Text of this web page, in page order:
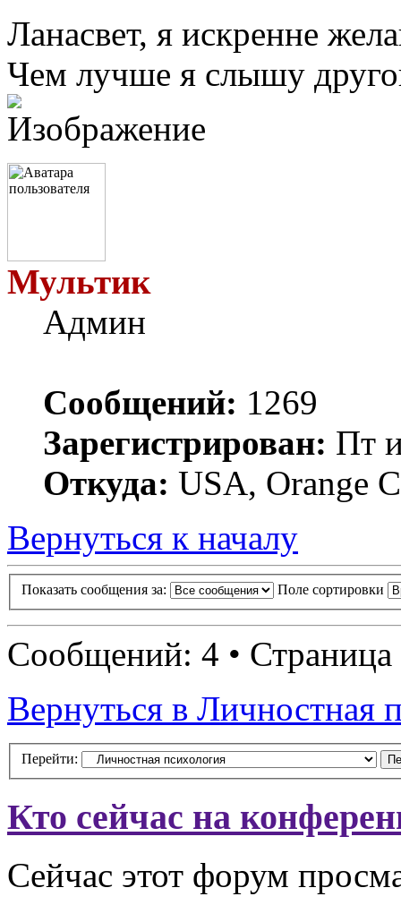
Ланасвет, я искренне
Чем лучше я слышу
Мультик
Админ
Сообщений: 1269
Зарегистрирован: Пт
Откуда: USA, Orange
Вернуться к началу
Показать сообщения за: Поле сортировки
Сообщений: 4 • Страница
Вернуться в Личностная
Перейти:
Кто сейчас на
Сейчас этот форум